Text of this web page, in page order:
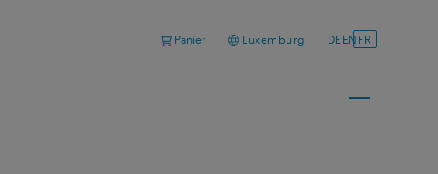
Panier Luxemburg DE EN FR